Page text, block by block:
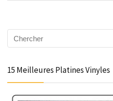
15 Meilleures Platines Vinyles